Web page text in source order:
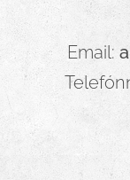
Email: